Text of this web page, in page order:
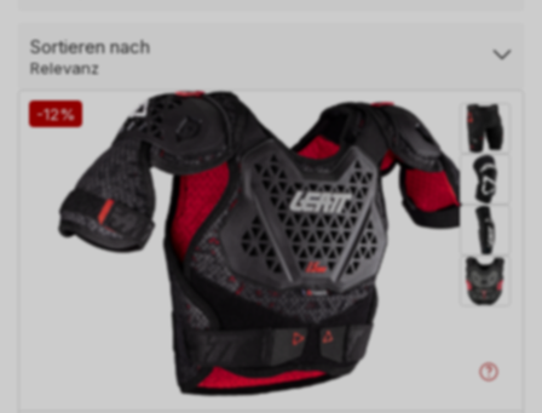
Sortieren nach
Relevanz
-12%